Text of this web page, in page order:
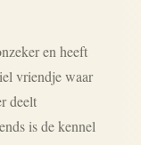
en heeft
vriendje waar
deelt
is de kennel